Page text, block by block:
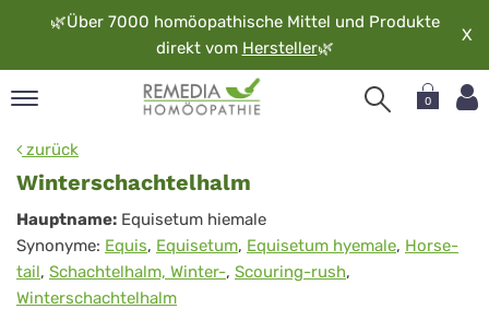
🌿Über 7000 homöopathische Mittel und Produkte
direkt vom Hersteller🌿
X
0
zurück
Winterschachtelhalm
Winterschachtelhalm
Hauptname: Equisetum hiemale
Synonyme: Equis, Equisetum, Equisetum hyemale, Horse-
tail, Schachtelhalm, Winter-, Scouring-rush,
Winterschachtelhalm